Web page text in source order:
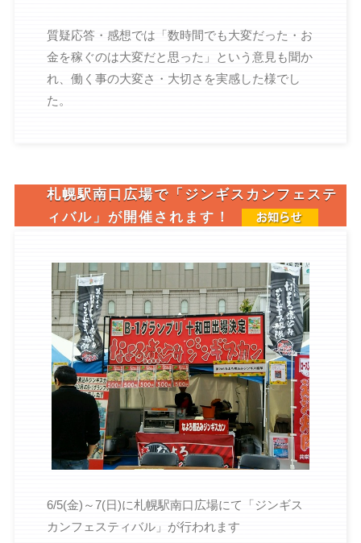
質疑応答・感想では「数時間でも大変だった・お
金を稼ぐのは大変だと思った」という意見も聞か
れ、働く事の大変さ・大切さを実感した様でし
た。
札幌駅南口広場で「ジンギスカンフェステ
ィバル」が開催されます！
6/5(金)～7(日)に札幌駅南口広場にて「ジンギス
カンフェスティバル」が行われます